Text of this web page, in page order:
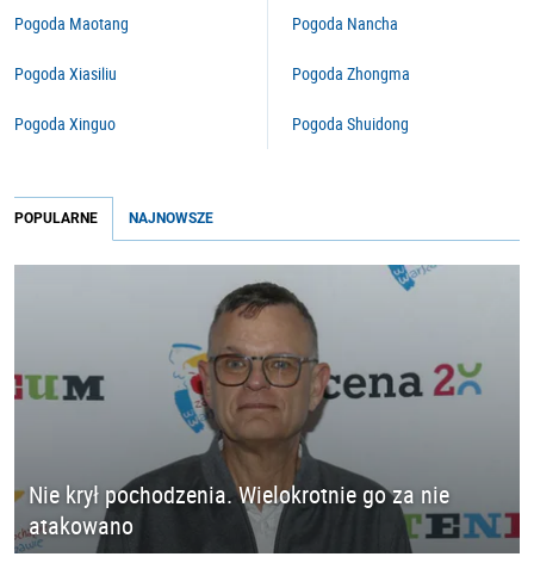
Pogoda Maotang
Pogoda Xiasiliu
Pogoda Xinguo
Pogoda Nancha
Pogoda Zhongma
Pogoda Shuidong
POPULARNE NAJNOWSZE
Nie krył pochodzenia. Wielokrotnie go za nie
atakowano